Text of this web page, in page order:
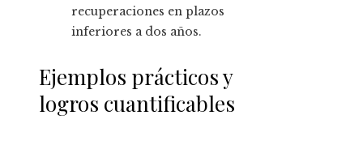
recuperaciones en plazos
inferiores a dos años.
Ejemplos prácticos y
logros cuantificables